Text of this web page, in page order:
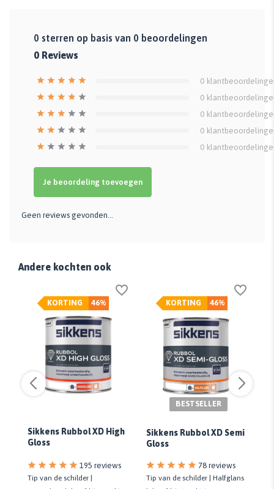
0 sterren op basis van 0 beoordelingen
0 Reviews
0
0
0
0
0
Je beoordeling toevoegen
Geen reviews gevonden...
Andere kochten ook
46%
KORTING
Sikkens Rubbol XD High
Gloss
195 reviews
Tip van de schilder |
46%
KORTING
BESTSELLER
Sikkens Rubbol XD Semi
Gloss
78 reviews
Tip van de schilder | Halfglans